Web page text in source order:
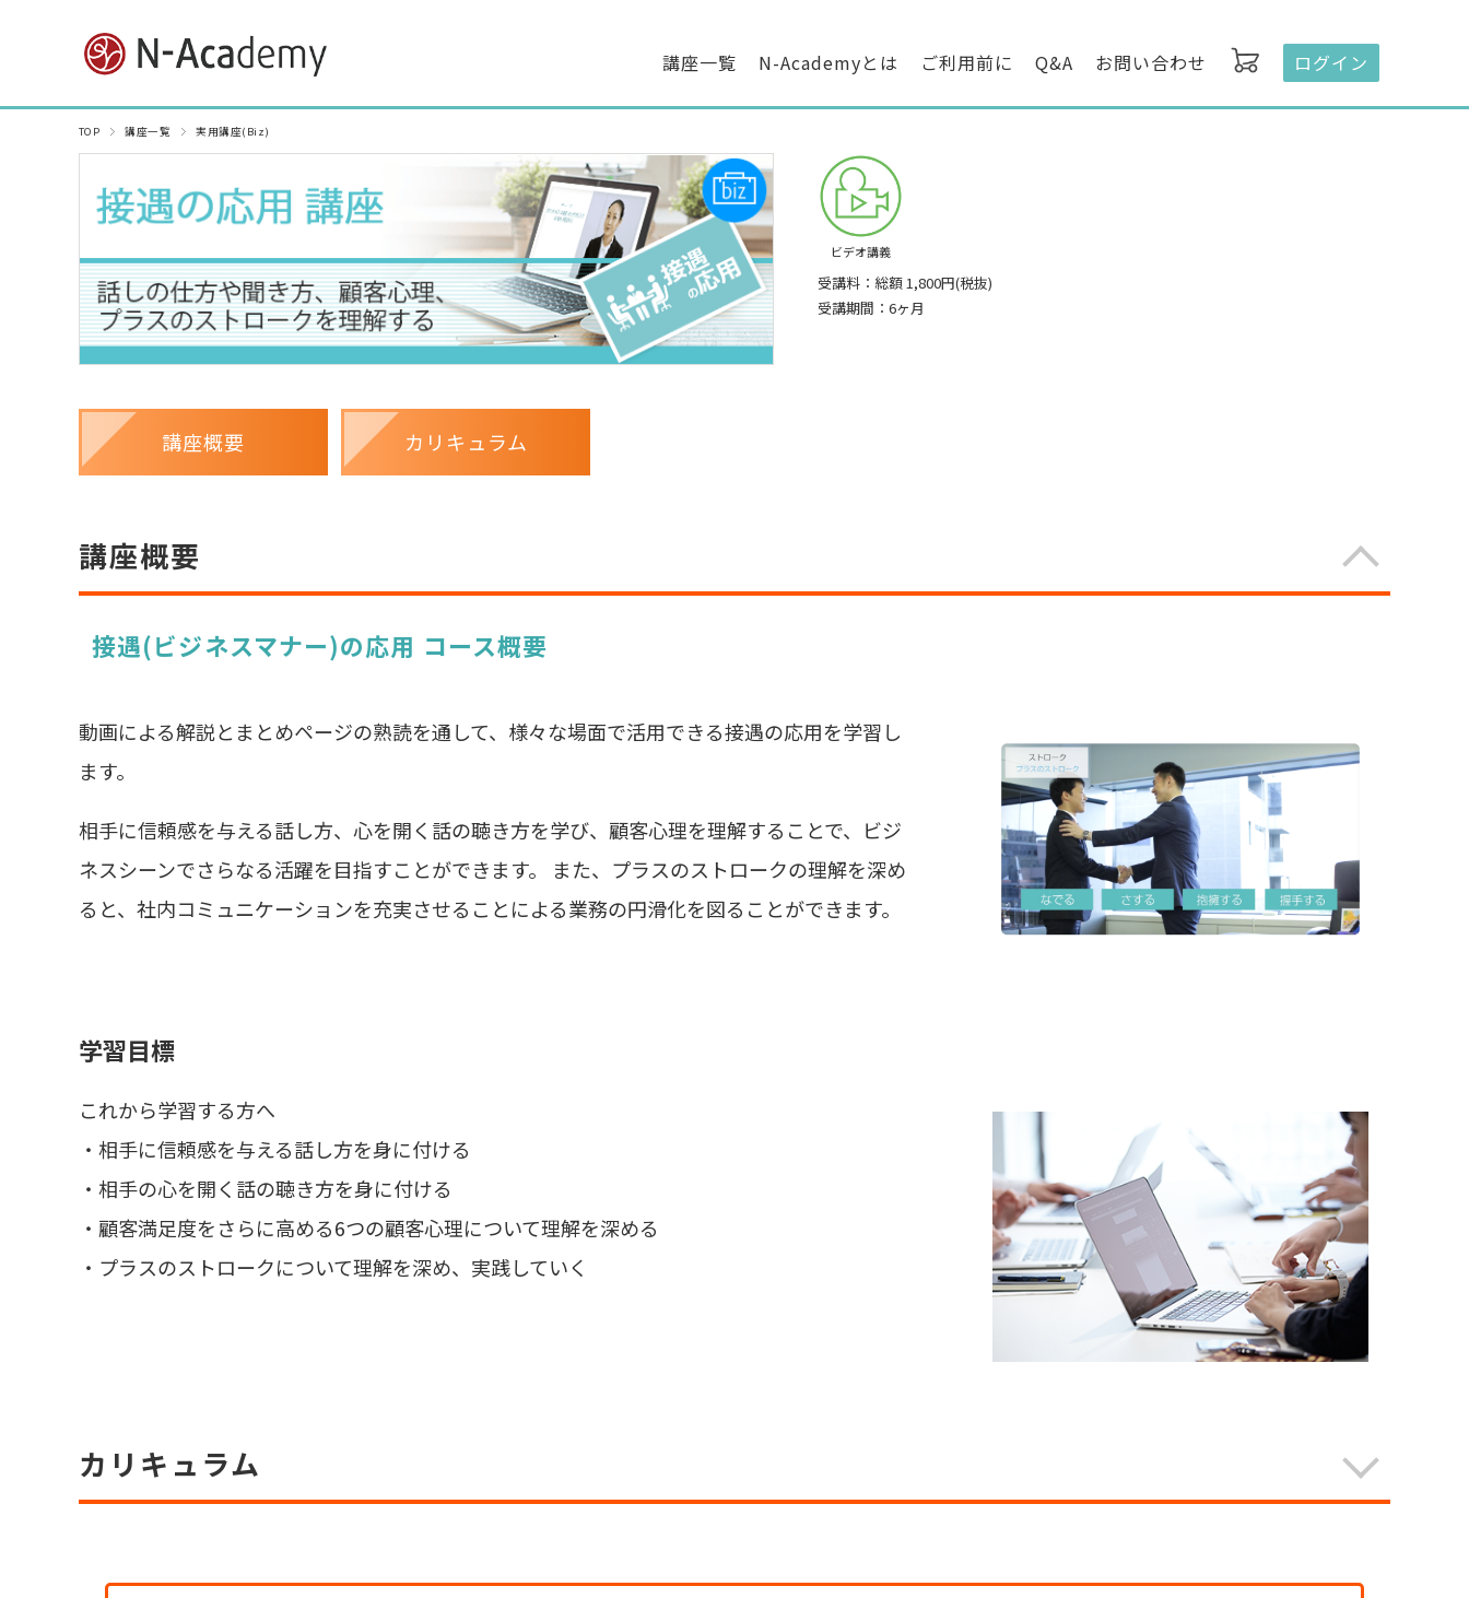
講座一覧 N-Academyとは ご利用前に Q&A お問い合わせ ログイン
TOP 講座一覧 実用講座(Biz)
ビデオ講義
受講料：総額 1,800円(税抜)
受講期間：6ヶ月
講座概要 カリキュラム
講座概要
接遇(ビジネスマナー)の応用 コース概要
動画による解説とまとめページの熟読を通して、様々な場面で活用できる接遇の応用を学習し
ます。
相手に信頼感を与える話し方、心を開く話の聴き方を学び、顧客心理を理解することで、ビジ
ネスシーンでさらなる活躍を目指すことができます。 また、プラスのストロークの理解を深め
ると、社内コミュニケーションを充実させることによる業務の円滑化を図ることができます。
学習目標
これから学習する方へ
・相手に信頼感を与える話し方を身に付ける
・相手の心を開く話の聴き方を身に付ける
・顧客満足度をさらに高める6つの顧客心理について理解を深める
・プラスのストロークについて理解を深め、実践していく
カリキュラム